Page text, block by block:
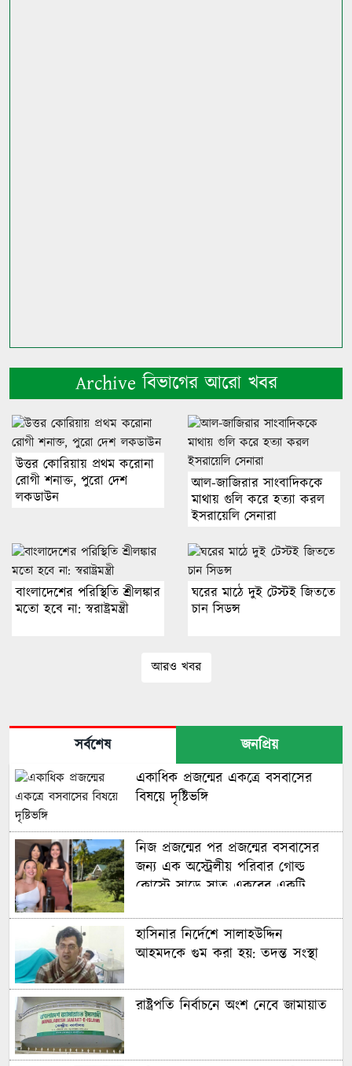
Archive বিভাগের আরো খবর
উত্তর কোরিয়ায় প্রথম করোনা
রোগী শনাক্ত, পুরো দেশ
লকডাউন
আল-জাজিরার সাংবাদিককে
মাথায় গুলি করে হত্যা করল
ইসরায়েলি সেনারা
বাংলাদেশের পরিস্থিতি শ্রীলঙ্কার
মতো হবে না: স্বরাষ্ট্রমন্ত্রী
ঘরের মাঠে দুই টেস্টই জিততে
চান সিডন্স
আরও খবর
সর্বশেষ
জনপ্রিয়
একাধিক প্রজন্মের একত্রে বসবাসের
বিষয়ে দৃষ্টিভঙ্গি
নিজ প্রজন্মের পর প্রজন্মের বসবাসের
জন্য এক অস্ট্রেলীয় পরিবার গোল্ড
কোস্টে সাড়ে সাত একরের একটি
হাসিনার নির্দেশে সালাহউদ্দিন
আহমদকে গুম করা হয়: তদন্ত সংস্থা
রাষ্ট্রপতি নির্বাচনে অংশ নেবে জামায়াত